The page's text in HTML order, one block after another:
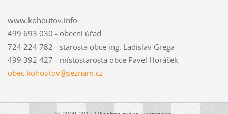
www.kohoutov.info
499 693 030 - obecní úřad
724 224 782 - starosta obce ing. Ladislav Grega
499 392 427 - místostarosta obce Pavel Horáček
obec.kohoutov@seznam.cz